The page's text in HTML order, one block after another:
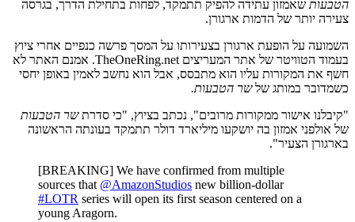
הטבעות שאמזון עתידה להפיק תתמקד, לפחות בתחילת הדרך, בגרסה
צעירה יותר של הדמות ארגורן.
השמועה על הופעת ארגורן בצעירותו על המסך פרשה כנפיים אחרי ציוץ
בעמוד הטוויטר של אתר המעריצים TheOneRing.net. אמנם האתר לא
חשף את המקורות עליו הוא מתבסס, אבל הוא נחשב לאמין באופן יחסי
כשמדובר במותג שלשר הטבעות.
"קיבלנו אישור ממקורות מרובים", נכתב בציוץ, "כי סדרתשר הטבעות
של אולפני אמזון בה יושקעו מיליארד דולר תתמקד בעונתה הראשונה
בארגורן הצעיר".
[BREAKING] We have confirmed from multiple
sources that @AmazonStudios new billion-dollar
#LOTR series will open its first season centered on a
young Aragorn.